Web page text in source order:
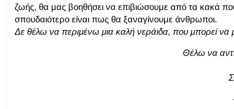
ζωής, θα μας βοηθήσει να επιβιώσουμε από τα κακά
σπουδαιότερο είναι πως θα ξαναγίνουμε άνθρωποι.
Δε θέλω να περιμένω μια καλή νεράιδα, που μπορεί να
Θέλω να